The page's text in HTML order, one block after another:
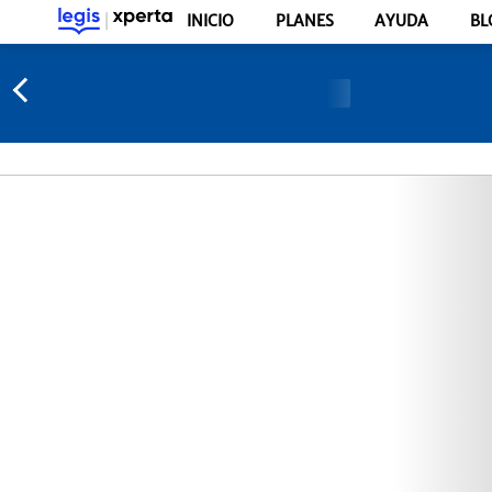
INICIO PLANES AYUDA